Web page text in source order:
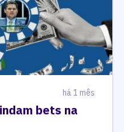
há 1 mês
bets na